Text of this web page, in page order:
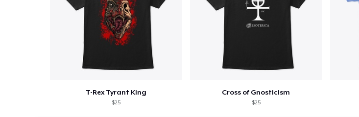
T-Rex Tyrant King
$25
Cross of Gnosticism
$25